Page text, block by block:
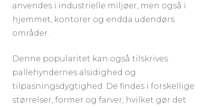
anvendes i industrielle miljøer, men også i
hjemmet, kontorer og endda udendørs
områder.
Denne popularitet kan også tilskrives
pallehyndernes alsidighed og
tilpasningsdygtighed. De findes i forskellige
størrelser, former og farver, hvilket gør det